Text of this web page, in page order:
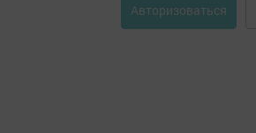
Авторизоваться